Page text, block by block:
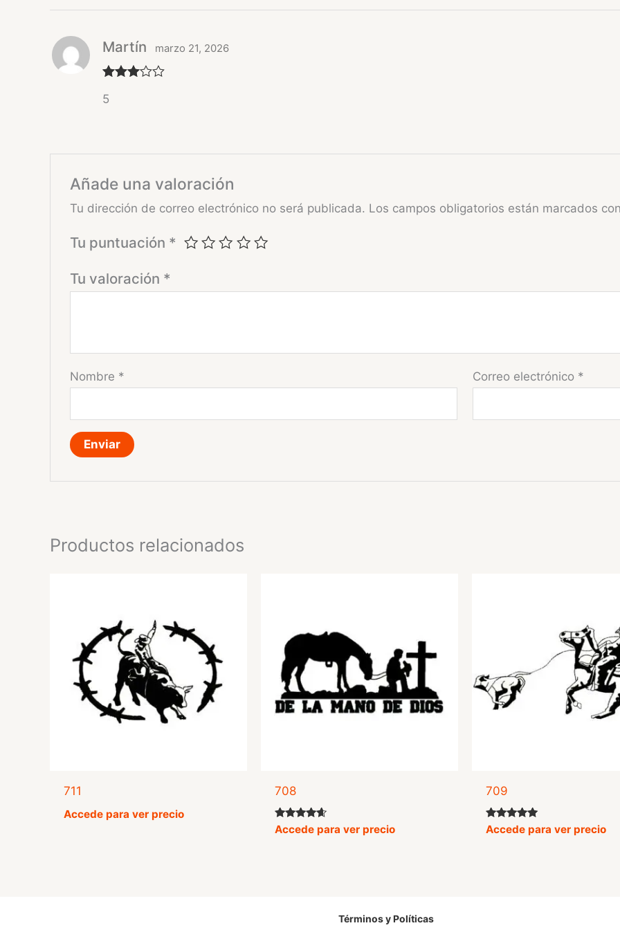
o con
Martín marzo 21, 2026
5
Añade una valoración
Tu dirección de correo electrónico no será publicada. Los campos obligatorios están marcados
Tu puntuación *
Tu valoración *
Nombre * Correo electrónico *
Productos relacionados
711
Accede para ver precio
708
Valorado
con
Accede para ver precio
709
Valorado
con
Accede para ver precio
Términos y Políticas